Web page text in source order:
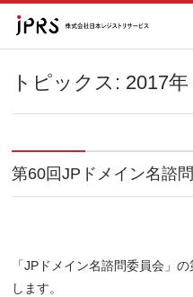
トピックス: 2017年
第60回JPドメイン名諮
「JPドメイン名諮問委員会」
します。